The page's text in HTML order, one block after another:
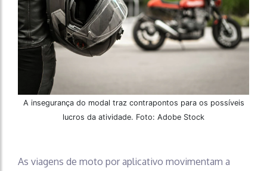
A insegurança do modal traz contrapontos para os possíveis
lucros da atividade. Foto: Adobe Stock
As viagens de moto por aplicativo movimentam a